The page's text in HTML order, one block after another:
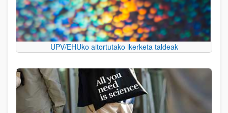
UPV/EHUko aitortutako ikerketa taldeak